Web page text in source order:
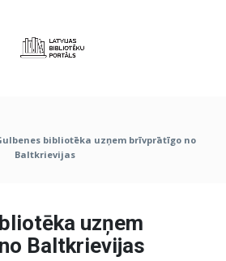
bibliotēka uzņem brīvprātīgo no
Baltkrievijas
uzņem
Baltkrievijas